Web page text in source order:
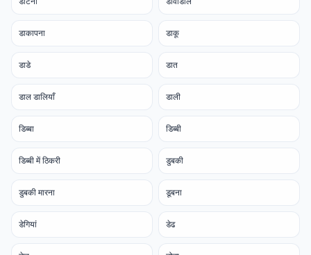
डाकापना डाकू
डाडे डात
डाल डालियाँ डाली
डिब्बा डिब्बी
डिब्बी में ठिकरी डुबकी
डुबकी मारना डूबना
डेगियां डेढ